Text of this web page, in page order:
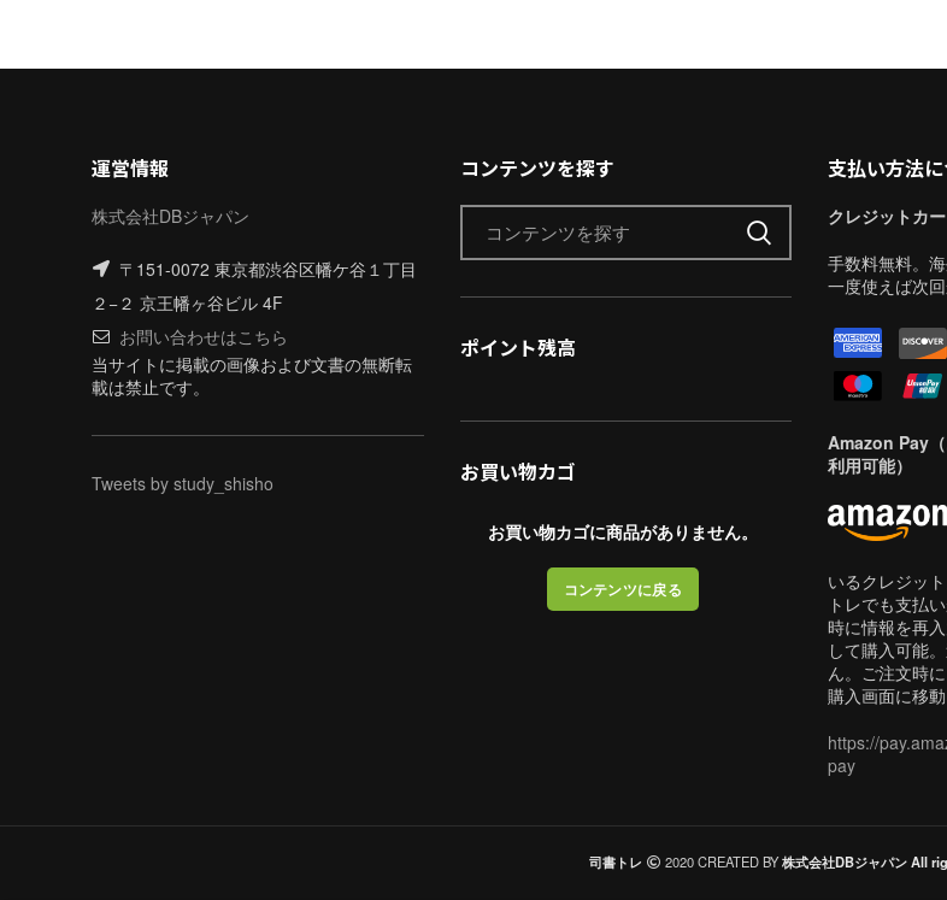
運営情報
株式会社DBジャパン
〒151-0072 東京都渋谷区幡ケ谷１丁目
２−２ 京王幡ヶ谷ビル 4F
お問い合わせはこちら
当サイトに掲載の画像および文書の無断転
載は禁止です。
Tweets by study_shisho
コンテンツを探す
ポイント残高
お買い物カゴ
お買い物カゴに商品がありません。
コンテンツに戻る
支払い方法
クレジットカ
手数料無料。
一度使えば次
Amazon Pay
利用可能）
いるクレジッ
トレでも支払
時に情報を再
して購入可能
ん。ご注文時
購入画面に移動
https://
pay
司書トレ 2020 CREATED BY株式会社DBジャパン All